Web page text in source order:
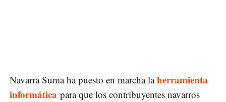
Navarra Suma ha puesto en marcha laherramienta
informática para que los contribuyentes navarros